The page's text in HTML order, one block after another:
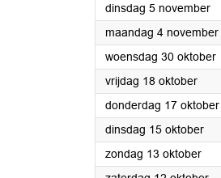
dinsdag 5 november
maandag 4 november
woensdag 30 oktober
vrijdag 18 oktober2024
donderdag 17 oktober
dinsdag 15 oktober
zondag 13 oktober2024